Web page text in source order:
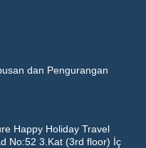
dan Pengurangan
Happy Holiday Travel
No:52 3.Kat (3rd floor) İç